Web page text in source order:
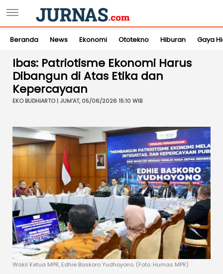
Beranda News Ekonomi Ototekno Hiburan Gaya
Ibas: Patriotisme Ekonomi Harus
Dibangun di Atas Etika dan
Kepercayaan
EKO BUDHIARTO | JUM'AT, 05/06/2026 15:10 WIB
Wakil Ketua MPR, Edhie Baskoro Yudhoyono. (Foto: Humas MPR)